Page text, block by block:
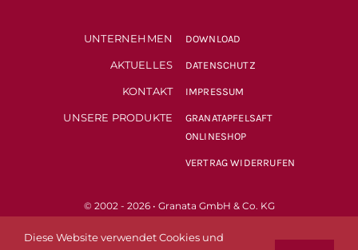
UNTERNEHMEN
AKTUELLES
KONTAKT
UNSERE PRODUKTE
DOWNLOAD
DATENSCHUTZ
IMPRESSUM
GRANATAPFELSAFT
ONLINESHOP
VERTRAG WIDERRUFEN
© 2002 - 2026 • Granata GmbH & Co. KG
Diese Website verwendet Cookies und